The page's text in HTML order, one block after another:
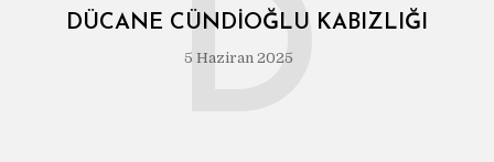
DÜCANE CÜNDIOĞLU KABIZLIĞI
5 Haziran 2025
D